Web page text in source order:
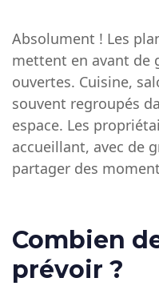
Absolument ! Les
mettent en avant de
ouvertes. Cuisine,
souvent regroupés
espace. Les
accueillant, avec de
partager des
Combien
prévoir ?